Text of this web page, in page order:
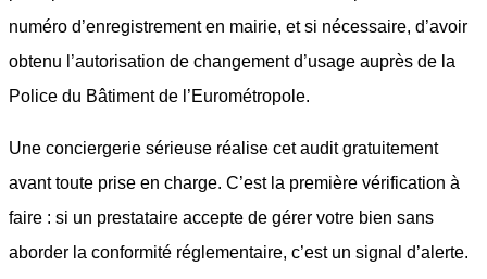
numéro d’enregistrement en mairie, et si nécessaire, d’avoir
obtenu l’autorisation de changement d’usage auprès de la
Police du Bâtiment de l’Eurométropole.
Une conciergerie sérieuse réalise cet audit gratuitement
avant toute prise en charge. C’est la première vérification à
faire : si un prestataire accepte de gérer votre bien sans
aborder la conformité réglementaire, c’est un signal d’alerte.